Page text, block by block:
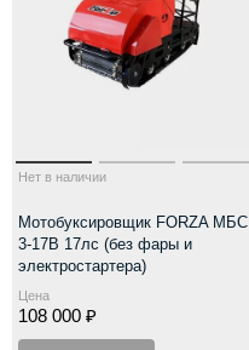
Нет в наличии
Мотобуксировщик FORZA МБС
3-17В 17лс (без фары и
электростартера)
Цена
108 000 ₽